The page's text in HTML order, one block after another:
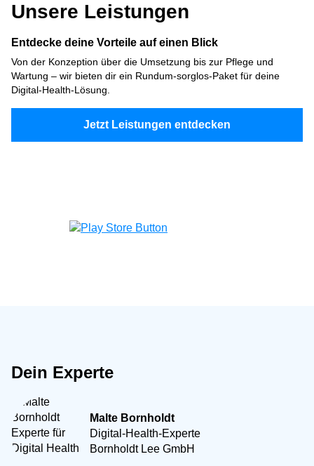
Unsere Leistungen
Entdecke deine Vorteile auf einen Blick
Von der Konzeption über die Umsetzung bis zur Pflege und
Wartung – wir bieten dir ein Rundum-sorglos-Paket für deine
Digital-Health-Lösung.
Jetzt Leistungen entdecken
Dein Experte
Malte Bornholdt
Digital-Health-Experte
Bornholdt Lee GmbH